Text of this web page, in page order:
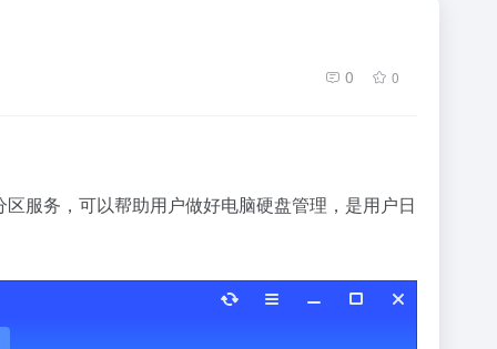
0 0
服务，可以帮助用户做好电脑硬盘管理，是用户日